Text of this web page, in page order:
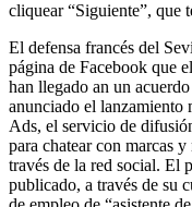
cliquear “Siguiente”, que
El defensa francés del
página de Facebook que
han llegado an un
anunciado el lanzamiento
Ads, el servicio de
para chatear con marcas
través de la red social. El
publicado, a través de su